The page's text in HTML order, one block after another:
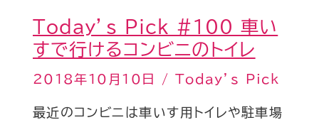
Today’s Pick #100 車い
すで行けるコンビニのトイレ
2018年10月10日 / Today’s Pick
最近のコンビニは車いす用トイレや駐車場
ビ
ニ
の
ト